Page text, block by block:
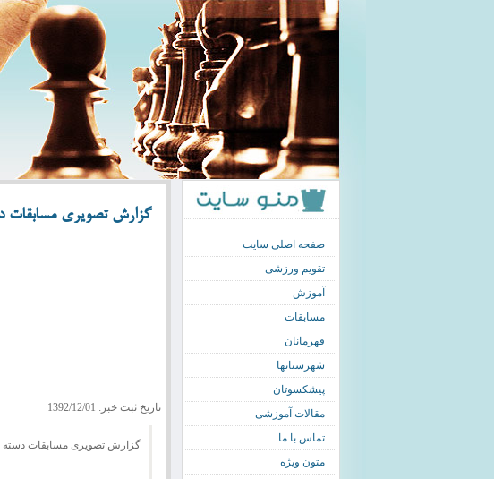
صفحه اصلی سایت
تقویم ورزشی
آموزش
مسابقات
قهرمانان
شهرستانها
پیشکسوتان
مقالات آموزشی
تماس با ما
متون ویژه
گزارش تصویری مسابقات
تاریخ ثبت خبر: 1392/12/01
گزارش تصویری مسابقات دسته